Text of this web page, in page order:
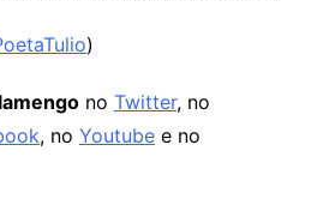
)
no Twitter, no
, no Youtubee no